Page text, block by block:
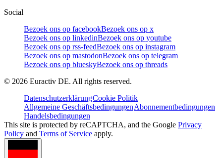
Social
Bezoek ons op facebookBezoek ons op x
Bezoek ons op linkedinBezoek ons op youtube
Bezoek ons op rss-feedBezoek ons op instagram
Bezoek ons op mastodonBezoek ons op telegram
Bezoek ons op blueskyBezoek ons op threads
© 2026 Euractiv DE. All rights reserved.
DatenschutzerklärungCookie Politik
Allgemeine GeschäftsbedingungenAbonnementbedingungen
Handelsbedingungen
This site is protected by reCAPTCHA, and the Google Privacy
Policy and Terms of Service apply.